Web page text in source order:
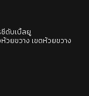
ดับเบิ้ลยู
วยขวาง เขตห้วยขวาง